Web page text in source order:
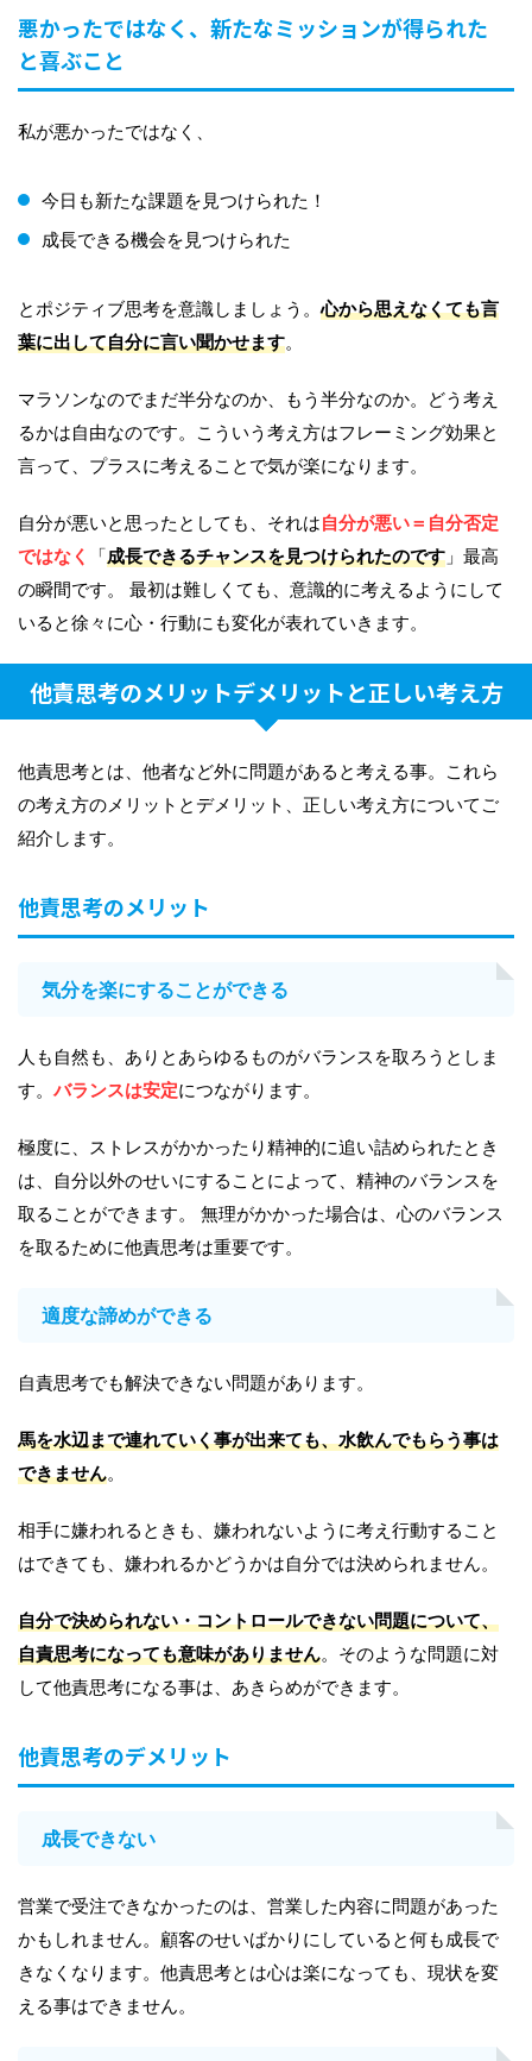
悪かったではなく、新たなミッションが得られた
と喜ぶこと
私が悪かったではなく、
今日も新たな課題を見つけられた！
成長できる機会を見つけられた
とポジティブ思考を意識しましょう。心から思えなくても言
葉に出して自分に言い聞かせます。
マラソンなのでまだ半分なのか、もう半分なのか。どう考え
るかは自由なのです。こういう考え方はフレーミング効果と
言って、プラスに考えることで気が楽になります。
自分が悪いと思ったとしても、それは自分が悪い＝自分否定
ではなく
「成長できるチャンスを見つけられたのです 」最高
の瞬間です。 最初は難しくても、意識的に考えるようにして
いると徐々に心・行動にも変化が表れていきます。
他責思考のメリットデメリットと正しい考え方
他責思考とは、他者など外に問題があると考える事。これら
の考え方のメリットとデメリット、正しい考え方についてご
紹介します。
他責思考のメリット
気分を楽にすることができる
人も自然も、ありとあらゆるものがバランスを取ろうとしま
す。 バランスは安定につながります。
極度に、ストレスがかかったり精神的に追い詰められたとき
は、自分以外のせいにすることによって、精神のバランスを
取ることができます。 無理がかかった場合は、心のバランス
を取るために他責思考は重要です。
適度な諦めができる
自責思考でも解決できない問題があります。
馬を水辺まで連れていく事が出来ても、水飲んでもらう事は
できません。
相手に嫌われるときも、嫌われないように考え行動すること
はできても、嫌われるかどうかは自分では決められません。
自分で決められない・コントロールできない問題について、
自責思考になっても意味がありません。そのような問題に対
して他責思考になる事は、あきらめができます。
他責思考のデメリット
成長できない
営業で受注できなかったのは、営業した内容に問題があった
かもしれません。顧客のせいばかりにしていると何も成長で
きなくなります。他責思考とは心は楽になっても、現状を変
える事はできません。